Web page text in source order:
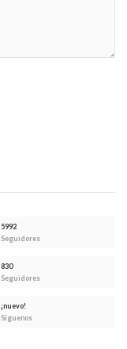
5992
Seguidores
830
Seguidores
¡nuevo!
Síguenos